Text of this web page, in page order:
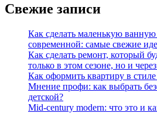
Свежие записи
Как сделать маленькую
современной: самые свежие
Как сделать ремонт, который
только в этом сезоне, но и
Как оформить квартиру в стиле
Мнение профи: как выбрать
детской?
Mid-century modern: что это и